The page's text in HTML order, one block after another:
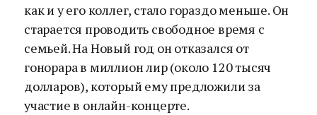
как и у его коллег, стало гораздо меньше. Он
старается проводить свободное время с
семьей. На Новый год он отказался от
гонорара в миллион лир (около 120 тысяч
долларов), который ему предложили за
участие в онлайн-концерте.